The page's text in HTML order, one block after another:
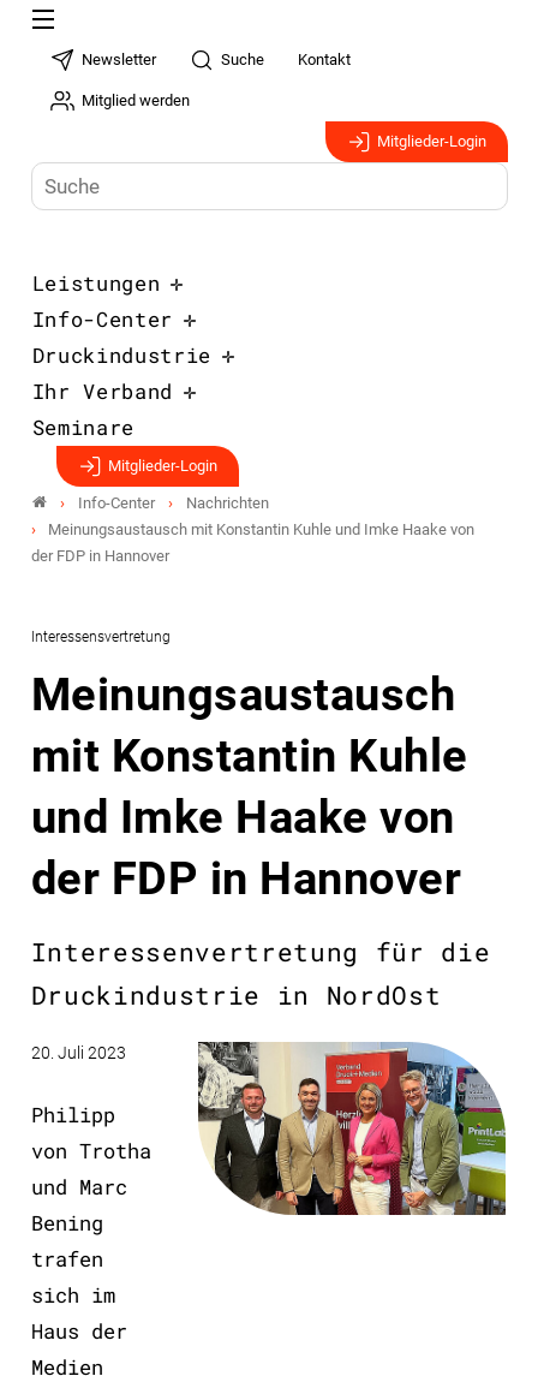
Newsletter Suche Kontakt
Mitglied werden
Mitglieder-Login
Leistungen
Info-Center
Druckindustrie
Ihr Verband
Seminare
Mitglieder-Login
Info-Center
Nachrichten
Meinungsaustausch mit Konstantin Kuhle und Imke Haake von
der FDP in Hannover
Interessensvertretung
Meinungsaustausch
mit Konstantin Kuhle
und Imke Haake von
der FDP in Hannover
Interessenvertretung für die
Druckindustrie in NordOst
20. Juli 2023
Philipp
von Trotha
und Marc
Bening
trafen
sich im
Haus der
Medien